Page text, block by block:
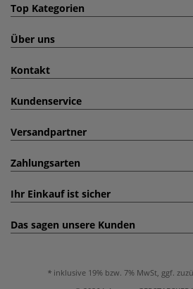
Top Kategorien
Über uns
Kontakt
Kundenservice
Versandpartner
Zahlungsarten
Ihr Einkauf ist sicher
Das sagen unsere Kunden
inklusive 19% bzw. 7% MwSt, ggf.